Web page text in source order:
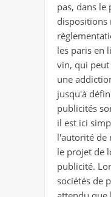
pas, dans le
dispositions
les paris en
vin, qui
une
jusqu'à
publicités
il est ici
l'autorité de
le projet de
publicité.
sociétés de